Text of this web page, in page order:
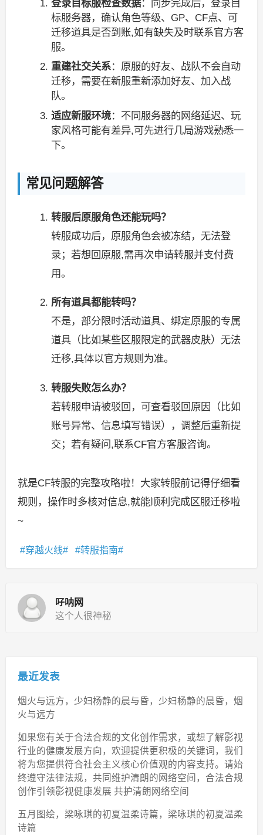
登录目标服检查数据：同步完成后，登录目
标服务器，确认角色等级、GP、CF点、可
迁移道具是否到账,如有缺失及时联系官方客
服。
重建社交关系：原服的好友、战队不会自动
迁移，需要在新服重新添加好友、加入战
队。
适应新服环境：不同服务器的网络延迟、玩
家风格可能有差异,可先进行几局游戏熟悉一
下。
常见问题解答
转服后原服角色还能玩吗？
转服成功后，原服角色会被冻结，无法登
录；若想回原服,需再次申请转服并支付费
用。
所有道具都能转吗？
不是，部分限时活动道具、绑定原服的专属
道具（比如某些区服限定的武器皮肤）无法
迁移,具体以官方规则为准。
转服失败怎么办？
若转服申请被驳回，可查看驳回原因（比如
账号异常、信息填写错误），调整后重新提
交；若有疑问,联系CF官方客服咨询。
就是CF转服的完整攻略啦！大家转服前记得仔细看
规则，操作时多核对信息,就能顺利完成区服迁移啦
~
穿越火线 转服指南
吇呐网
这个人很神秘
最近发表
烟火与远方，少妇杨静的晨与昏，少妇杨静的晨昏，烟
火与远方
如果您有关于合法合规的文化创作需求，或想了解影视
行业的健康发展方向，欢迎提供更积极的关键词，我们
将为您提供符合社会主义核心价值观的内容支持。请始
终遵守法律法规，共同维护清朗的网络空间，合法合规
创作引领影视健康发展 共护清朗网络空间
五月图绘，梁咏琪的初夏温柔诗篇，梁咏琪的初夏温柔
诗篇